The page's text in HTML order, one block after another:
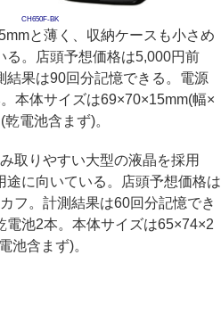
CH650F-BK
と薄く、収納ケースも小さめ
る。店頭予想価格は5,000円前
結果は90回分記憶できる。電源
本体サイズは69×70×15mm(幅×
電池含まず)。
取りやすい大型の液晶を採用
途に向いている。店頭予想価格は
フ。計測結果は60回分記憶でき
電池2本。本体サイズは65×74×2
池含まず)。